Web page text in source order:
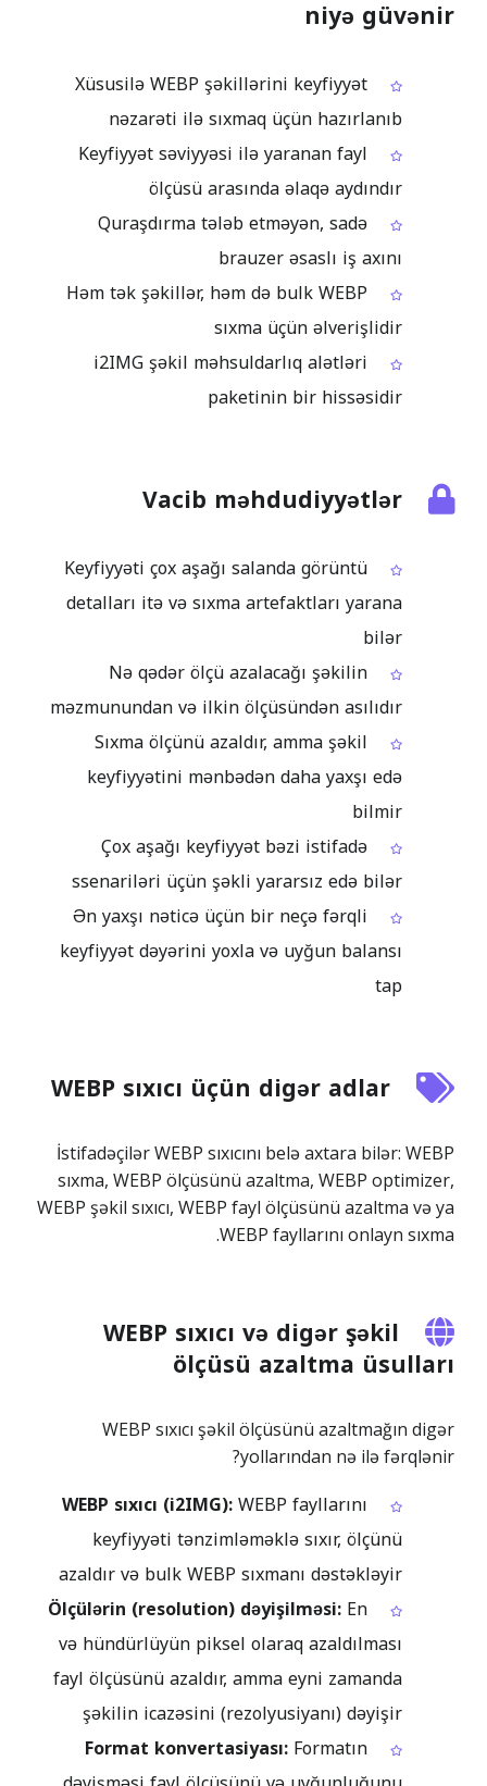
niyə güvənir
Xüsusilə WEBP şəkillərini keyfiyyət
nəzarəti ilə sıxmaq üçün hazırlanıb
Keyfiyyət səviyyəsi ilə yaranan fayl
ölçüsü arasında əlaqə aydındır
Quraşdırma tələb etməyən, sadə
brauzer əsaslı iş axını
Həm tək şəkillər, həm də bulk WEBP
sıxma üçün əlverişlidir
i2IMG şəkil məhsuldarlıq alətləri
paketinin bir hissəsidir
Vacib məhdudiyyətlər
Keyfiyyəti çox aşağı salanda görüntü
detalları itə və sıxma artefaktları yarana
bilər
Nə qədər ölçü azalacağı şəkilin
məzmunundan və ilkin ölçüsündən asılıdır
Sıxma ölçünü azaldır, amma şəkil
keyfiyyətini mənbədən daha yaxşı edə
bilmir
Çox aşağı keyfiyyət bəzi istifadə
ssenariləri üçün şəkli yararsız edə bilər
Ən yaxşı nəticə üçün bir neçə fərqli
keyfiyyət dəyərini yoxla və uyğun balansı
tap
WEBP sıxıcı üçün digər adlar
İstifadəçilər WEBP sıxıcını belə axtara bilər: WEBP
sıxma, WEBP ölçüsünü azaltma, WEBP optimizer,
WEBP şəkil sıxıcı, WEBP fayl ölçüsünü azaltma və ya
WEBP fayllarını onlayn sıxma.
WEBP sıxıcı və digər şəkil
ölçüsü azaltma üsulları
WEBP sıxıcı şəkil ölçüsünü azaltmağın digər
yollarından nə ilə fərqlənir?
WEBP sıxıcı (i2IMG):WEBP fayllarını
keyfiyyəti tənzimləməklə sıxır, ölçünü
azaldır və bulk WEBP sıxmanı dəstəkləyir
Ölçülərin (resolution) dəyişilməsi:En
və hündürlüyün piksel olaraq azaldılması
fayl ölçüsünü azaldır, amma eyni zamanda
şəkilin icazəsini (rezolyusiyanı) dəyişir
Format konvertasiyası:Formatın